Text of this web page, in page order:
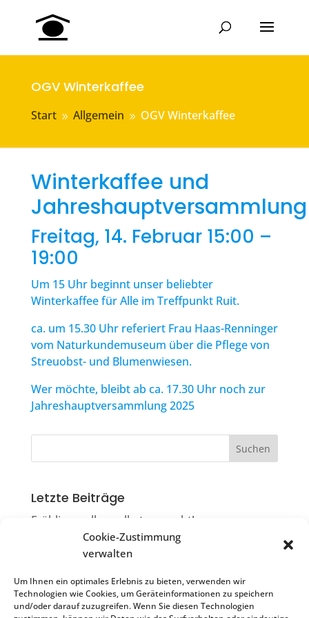
Cookie-Zustimmung
verwalten
Um Ihnen ein optimales Erlebnis zu bieten, verwenden wir
Technologien wie Cookies, um Geräteinformationen zu speichern
und/oder darauf zuzugreifen. Wenn Sie diesen Technologien
OGV Winterkaffee
Start 9 Allgemein 9 OGV Winterkaffee
Winterkaffee und
Jahreshauptversammlung
Freitag, 14. Februar 15:00 –
19:00
Um 15 Uhr beginnt unser beliebter
Winterkaffee für Alle im Treffpunkt Ruit.
ca. um 15.30 Uhr referiert Frau Haas-Renninger
vom Naturkundemuseum über die Pflege von
Streuobst- und Blumenwiesen.
Wer möchte, bleibt ab ca. 17.30 Uhr noch zur
Jahreshauptversammlung 2025
Letzte Beiträge
Frühlingsrollen selbst gemacht!
Die Ruiter Flimmerkiste
Sonntagscafé
Impulsvortrag „Resilienz stärken“